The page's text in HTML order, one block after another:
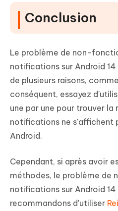
Conclusion
Le problème de non-
notifications sur Android
de plusieurs raisons,
conséquent, essayez
une par une pour trouver la
notifications ne s'affichent
Android.
Cependant, si après avoir
méthodes, le problème de
notifications sur Android
recommandons d'utiliser